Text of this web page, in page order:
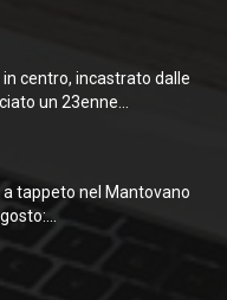
centro, incastrato dalle
un 23enne...
tappeto nel Mantovano